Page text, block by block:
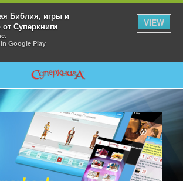
Библия, игры и
от Суперкниги
In Google Play
VIEW
Return to Content